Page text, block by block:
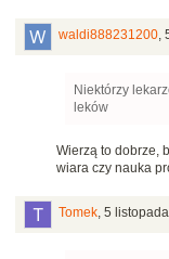
waldi888231200,
Niektórzy
leków
Wierzą to dobrze,
wiara czy nauka
Tomek, 5